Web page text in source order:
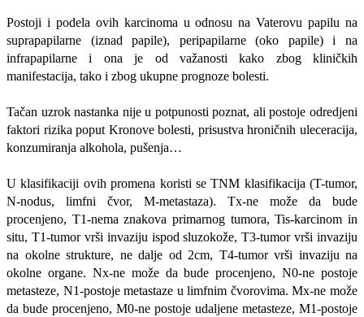
Postoji i podela ovih karcinoma u odnosu na Vaterovu papilu na
suprapapilarne (iznad papile), peripapilarne (oko papile) i na
infrapapilarne i ona je od važanosti kako zbog kliničkih
manifestacija, tako i zbog ukupne prognoze bolesti.
Tačan uzrok nastanka nije u potpunosti poznat, ali postoje odredjeni
faktori rizika poput Kronove bolesti, prisustva hroničnih uleceracija,
konzumiranja alkohola, pušenja…
U klasifikaciji ovih promena koristi se TNM klasifikacija (T-tumor,
N-nodus, limfni čvor, M-metastaza). Tx-ne može da bude
procenjeno, T1-nema znakova primarnog tumora, Tis-karcinom in
situ, T1-tumor vrši invaziju ispod sluzokože, T3-tumor vrši invaziju
na okolne strukture, ne dalje od 2cm, T4-tumor vrši invaziju na
okolne organe. Nx-ne može da bude procenjeno, N0-ne postoje
metasteze, N1-postoje metastaze u limfnim čvorovima. Mx-ne može
da bude procenjeno, M0-ne postoje udaljene metasteze, M1-postoje